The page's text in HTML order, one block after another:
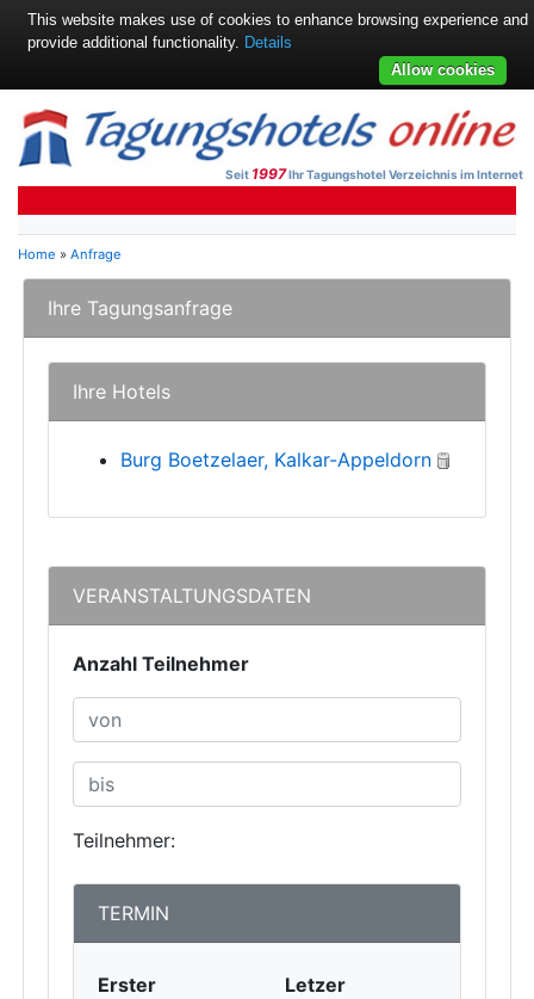
Seit 1997Ihr Tagungshotel Verzeichnis im Internet
Home » Anfrage
Ihre Tagungsanfrage
Ihre Hotels
Burg Boetzelaer, Kalkar-Appeldorn
VERANSTALTUNGSDATEN
Anzahl Teilnehmer
Teilnehmer:
TERMIN
Erster
Letzer
This website makes use of cookies to enhance browsing experience and
provide additional functionality. Details
Allow cookies